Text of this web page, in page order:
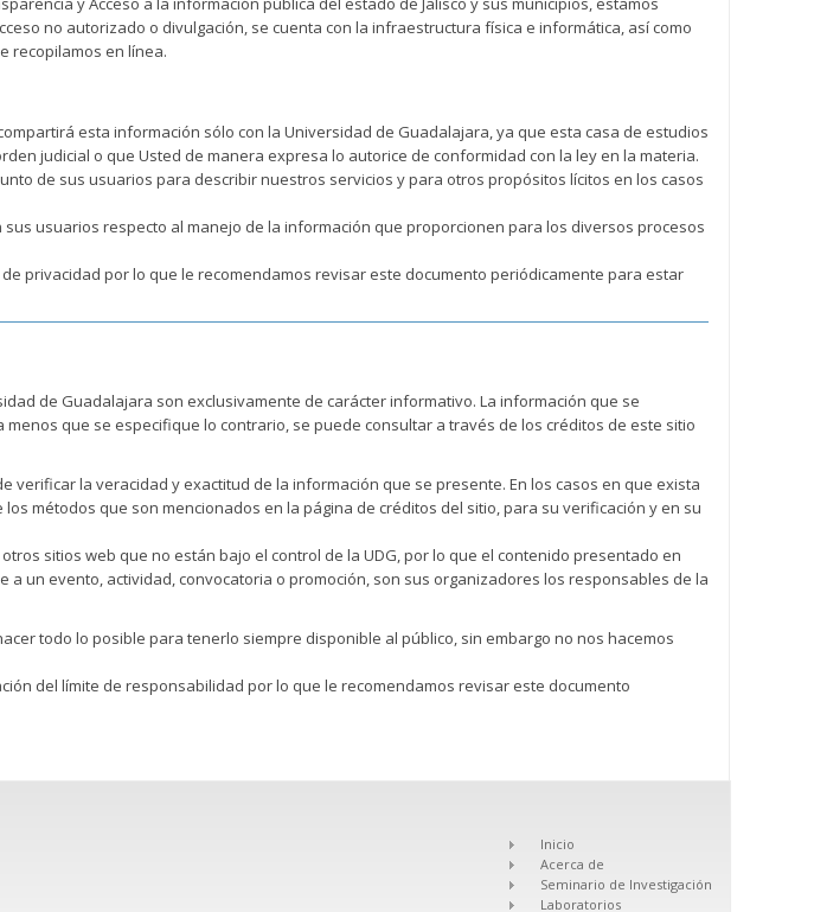
no autorizado o divulgación, se cuenta con la infraestructura física e informática, así como
recopilamos en línea.
esta información sólo con la Universidad de Guadalajara, ya que esta casa de estudios
judicial o que Usted de manera expresa lo autorice de conformidad con la ley en la materia.
de sus usuarios para describir nuestros servicios y para otros propósitos lícitos en los casos
usuarios respecto al manejo de la información que proporcionen para los diversos procesos
privacidad por lo que le recomendamos revisar este documento periódicamente para estar
de Guadalajara son exclusivamente de carácter informativo. La información que se
que se especifique lo contrario, se puede consultar a través de los créditos de este sitio
verificar la veracidad y exactitud de la información que se presente. En los casos en que exista
métodos que son mencionados en la página de créditos del sitio, para su verificación y en su
sitios web que no están bajo el control de la UDG, por lo que el contenido presentado en
un evento, actividad, convocatoria o promoción, son sus organizadores los responsables de la
todo lo posible para tenerlo siempre disponible al público, sin embargo no nos hacemos
del límite de responsabilidad por lo que le recomendamos revisar este documento
Inicio
Acerca de
Seminario de Investigación
Laboratorios